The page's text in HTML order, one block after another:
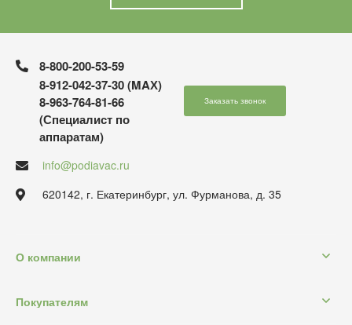
8-800-200-53-59
8-912-042-37-30 (MAХ)
8-963-764-81-66
(Специалист по
аппаратам)
Заказать звонок
info@podiavac.ru
620142, г. Екатеринбург, ул. Фурманова, д. 35
О компании
Покупателям